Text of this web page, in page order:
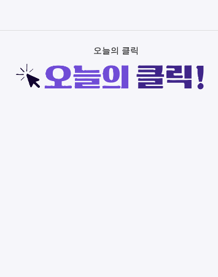
오늘의 클릭